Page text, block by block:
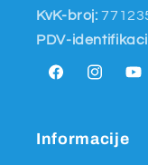
KvK-broj:
PDV-
FacebookInstagram
Informacije